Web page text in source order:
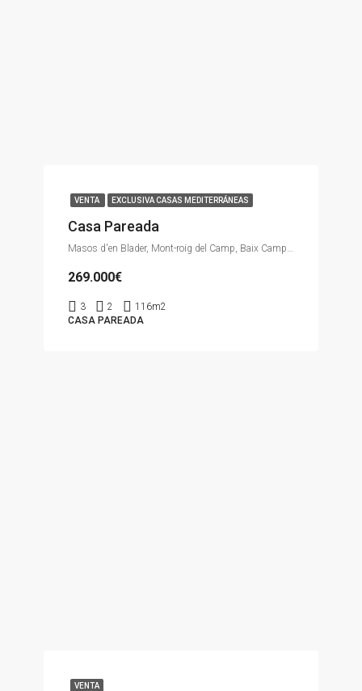
VENTA EXCLUSIVA CASAS MEDITERRÁNEAS
Casa Pareada
Masos d'en Blader, Mont-roig del Camp, Baix Camp, Tarragona, Catalunya, 43300, España
269.000€
3 2
116m2
CASA PAREADA
VENTA